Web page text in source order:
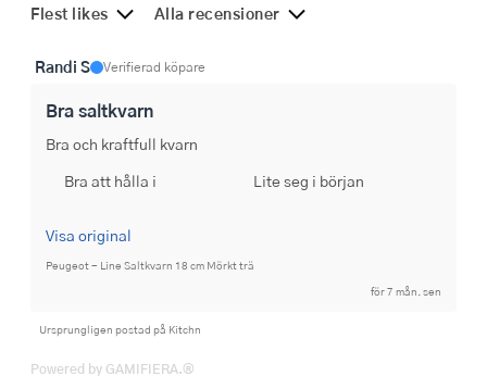
Flest likes Alla recensioner
Randi S Verifierad köpare
Bra saltkvarn
Bra och kraftfull kvarn
Bra att hålla i
Lite seg i början
Visa original
Peugeot - Line Saltkvarn 18 cm Mörkt trä
för 7 mån. sen
Ursprungligen postad på Kitchn
Powered by GAMIFIERA.®